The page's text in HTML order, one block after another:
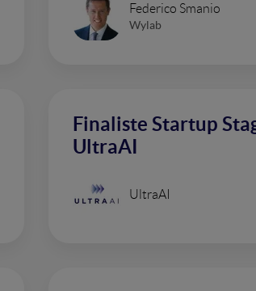
Federico Smanio
Wylab
Finaliste Startup
UltraAI
UltraAI